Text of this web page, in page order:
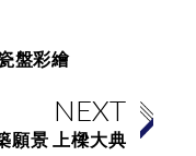
盤彩繪
NEXT
願景 上樑大典